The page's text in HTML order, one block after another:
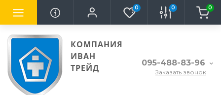
0 0 0
КОМПАНИЯ
ИВАН
ТРЕЙД
095-488-83-96
Заказать звонок